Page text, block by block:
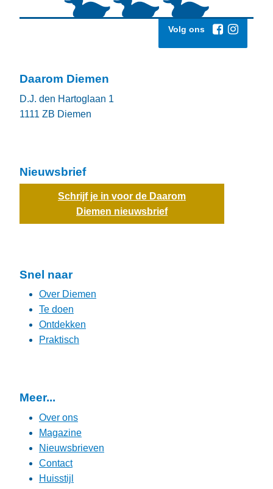
Volg ons
Daarom Diemen
D.J. den Hartoglaan 1
1111 ZB Diemen
Nieuwsbrief
Schrijf je in voor de Daarom
Diemen nieuwsbrief
Snel naar
Over Diemen
Te doen
Ontdekken
Praktisch
Meer...
Over ons
Magazine
Nieuwsbrieven
Contact
Huisstijl